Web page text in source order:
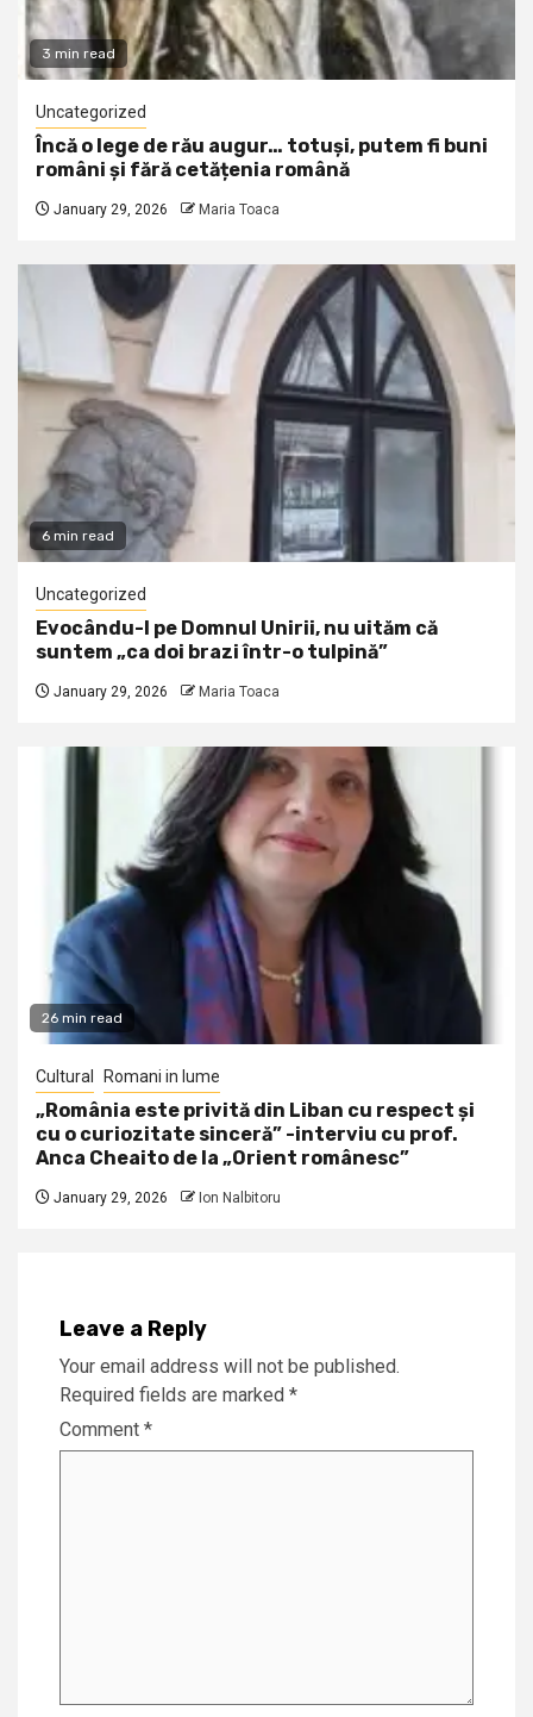
3 min read
Uncategorized
Încă o lege de rău augur… totuși, putem fi buni
români și fără cetățenia română
January 29, 2026 Maria Toaca
6 min read
Uncategorized
Evocându-l pe Domnul Unirii, nu uităm că
suntem „ca doi brazi într-o tulpină”
January 29, 2026 Maria Toaca
26 min read
Cultural Romani in lume
„România este privită din Liban cu respect și
cu o curiozitate sinceră” -interviu cu prof.
Anca Cheaito de la „Orient românesc”
January 29, 2026 Ion Nalbitoru
Leave a Reply
Your email address will not be published.
Required fields are marked *
Comment *